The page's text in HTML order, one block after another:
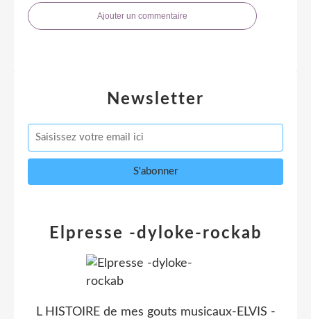
Ajouter un commentaire
Newsletter
Elpresse -dyloke-rockab
L HISTOIRE de mes gouts musicaux-ELVIS -